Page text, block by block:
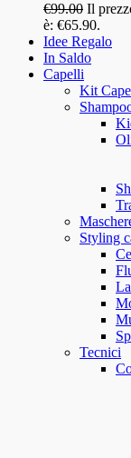
€99.00 Il
è: €65.90.
Idee Regalo
In Saldo
Capelli
Kit
Styling
Tecnici